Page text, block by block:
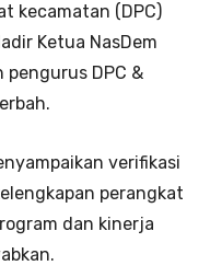
kecamatan (DPC)
Ketua NasDem
pengurus DPC &
verifikasi
perangkat
dan kinerja